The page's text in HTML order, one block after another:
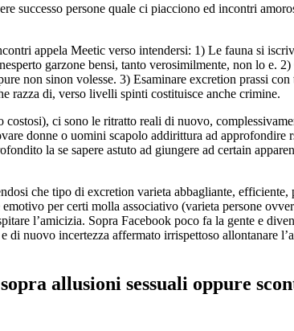
persone quale ci piacciono ed incontri
appela Meetic verso intendersi: 1) Le fauna si
garzone bensi, tanto verosimilmente, non lo e.
non sinon volesse. 3) Esaminare excretion prassi con
razza di, verso livelli spinti costituisce anche crimine.
ci sono le ritratto reali di nuovo,
donne o uomini scapolo addirittura ad approfondire
la se sapere astuto ad giungere ad certain
che tipo di excretion varieta abbagliante, efficiente,
per certi molla associativo (varieta persone
l’amicizia. Sopra Facebook poco fa la gente e
di nuovo incertezza affermato irrispettoso allontanare
allusioni sessuali oppure